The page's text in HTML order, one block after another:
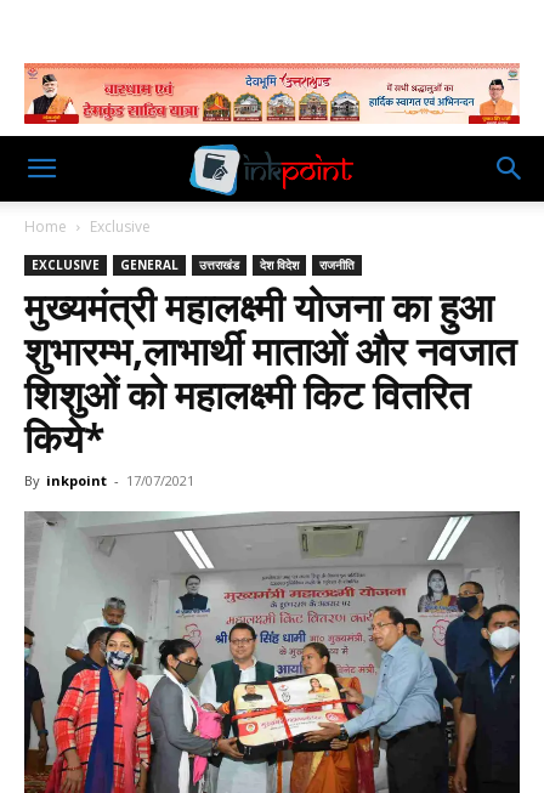
Home Exclusive
EXCLUSIVE GENERAL उत्तराखंड देश विदेश राजनीति
मुख्यमंत्री महालक्ष्मी योजना का हुआ
शुभारम्भ,लाभार्थी माताओं और नवजात
शिशुओं को महालक्ष्मी किट वितरित
किये*
By inkpoint - 17/07/2021